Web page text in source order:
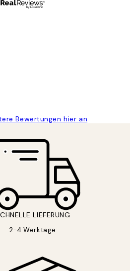
Bewertungen hier an
LIEFERUNG
2-4 Werktage